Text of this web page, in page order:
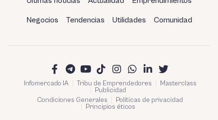
Negocios Tendencias Utilidades Comunidad
Infomercado IA Tribu de Emprendedores
Masterclass
Publicidad
Condiciones Generales
Políticas de privacidad
Principios éticos